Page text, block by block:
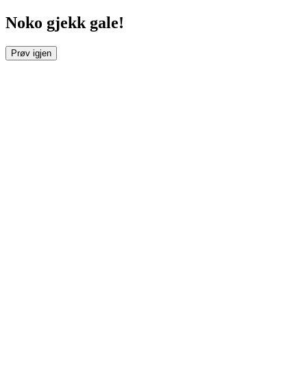
Noko gjekk gale!
Prøv igjen